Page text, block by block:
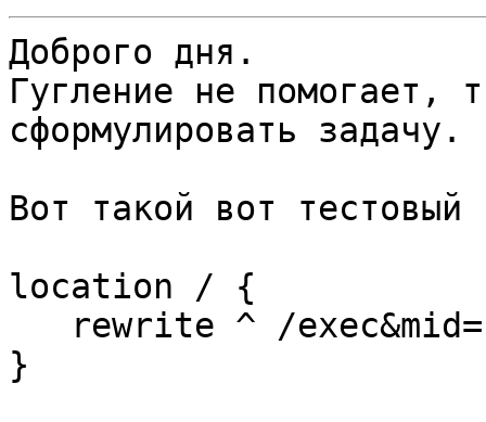
Доброго дня.
Гугление не помогает,
сформулировать задачу.
Вот такой вот тестовый
location / {
}